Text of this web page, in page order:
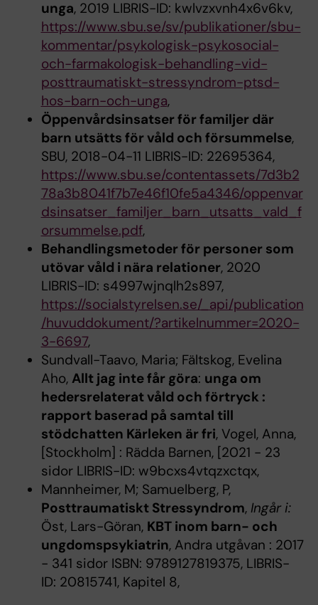
unga, 2019 LIBRIS-ID: kwlvzxvnh4x6v6kv,
https://www.sbu.se/sv/publikationer/sbu-
kommentar/psykologisk-psykosocial-
och-farmakologisk-behandling-vid-
posttraumatiskt-stressyndrom-ptsd-
hos-barn-och-unga,
Öppenvårdsinsatser för familjer där
barn utsätts för våld och försummelse,
SBU, 2018-04-11 LIBRIS-ID: 22695364,
https://www.sbu.se/contentassets/7d3b2
78a3b8041f7b7e46f10fe5a4346/oppenvar
dsinsatser_familjer_barn_utsatts_vald_f
orsummelse.pdf,
Behandlingsmetoder för personer som
utövar våld i nära relationer, 2020
LIBRIS-ID: s4997wjnqlh2s897,
https://socialstyrelsen.se/_api/publication
/huvuddokument/?artikelnummer=2020-
3-6697,
Sundvall-Taavo, Maria; Fältskog, Evelina
Aho, Allt jag inte får göra: unga om
hedersrelaterat våld och förtryck :
rapport baserad på samtal till
stödchatten Kärleken är fri, Vogel, Anna,
[Stockholm] : Rädda Barnen, [2021 - 23
sidor LIBRIS-ID: w9bcxs4vtqzxctqx,
Mannheimer, M; Samuelberg, P,
Posttraumatiskt Stressyndrom, Ingår i:
Öst, Lars-Göran, KBT inom barn- och
ungdomspsykiatrin, Andra utgåvan : 2017
- 341 sidor ISBN: 9789127819375, LIBRIS-
ID: 20815741, Kapitel 8,